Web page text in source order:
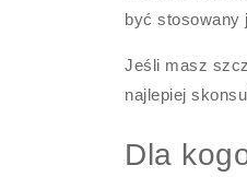
być stosowany
Jeśli masz
najlepiej
Dla